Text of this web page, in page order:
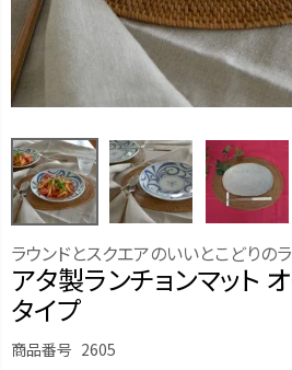
ラウンドとスクエアのいいとこどりの
アタ製ランチョンマット
タイプ
商品番号 2605